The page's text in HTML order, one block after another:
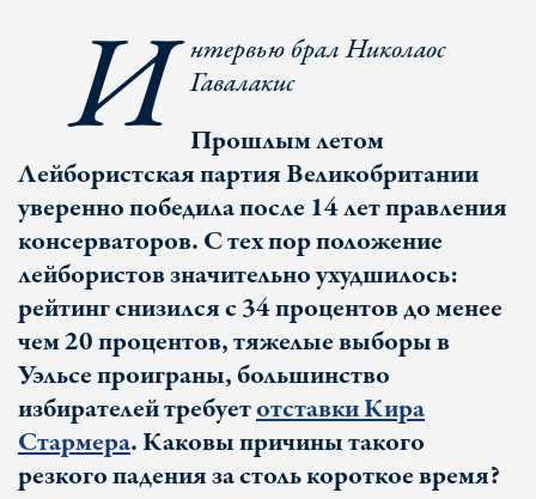
И нтервью брал Николаос
Гавалакис
Прошлым летом
Лейбористская партия Великобритании
уверенно победила после 14 лет правления
консерваторов. С тех пор положение
лейбористов значительно ухудшилось:
рейтинг снизился с 34 процентов до менее
чем 20 процентов, тяжелые выборы в
Уэльсе проиграны, большинство
избирателей требуетотставки Кира
Стармера. Каковы причины такого
резкого падения за столь короткое время?